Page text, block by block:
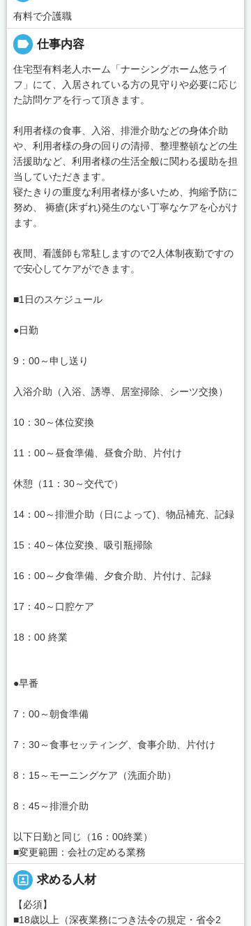
有料で介護職
label 仕事内容
住宅型有料老人ホーム「ナーシングホーム悠ライ
フ」にて、入居されている方の見守りや必要に応じ
た訪問ケアを行って頂きます。
利用者様の食事、入浴、排泄介助などの身体介助
や、利用者様の身の回りの清掃、整理整頓などの生
活援助など、利用者様の生活全般に関わる援助を担
当していただきます。
寝たきりの重度な利用者様が多いため、拘縮予防に
努め、 褥瘡(床ずれ)発生のない丁寧なケアを心がけ
ます。
夜間、看護師も常駐しますので2人体制夜勤ですの
で安心してケアができます。
■1日のスケジュール
●日勤
9：00～申し送り
入浴介助（入浴、誘導、居室掃除、シーツ交換）
10：30～体位変換
11：00～昼食準備、昼食介助、片付け
休憩（11：30～交代で）
14：00～排泄介助（日によって)、物品補充、記録
15：40～体位変換、吸引瓶掃除
16：00～夕食準備、夕食介助、片付け、記録
17：40～口腔ケア
18：00 終業
●早番
7：00～朝食準備
7：30～食事セッティング、食事介助、片付け
8：15～モーニングケア（洗面介助）
8：45～排泄介助
以下日勤と同じ（16：00終業）
■変更範囲：会社の定める業務
portrait 求める人材
【必須】
■18歳以上（深夜業務につき法令の規定・省令2